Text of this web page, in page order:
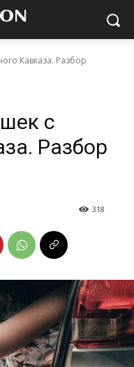
Кавказа. Разбор
с
Разбор
318